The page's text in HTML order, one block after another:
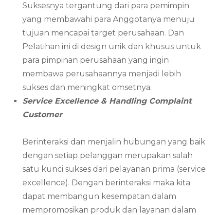
Suksesnya tergantung dari para pemimpin
yang membawahi para Anggotanya menuju
tujuan mencapai target perusahaan. Dan
Pelatihan ini di design unik dan khusus untuk
para pimpinan perusahaan yang ingin
membawa perusahaannya menjadi lebih
sukses dan meningkat omsetnya.
Service Excellence & Handling Complaint
Customer
Berinteraksi dan menjalin hubungan yang baik
dengan setiap pelanggan merupakan salah
satu kunci sukses dari pelayanan prima (service
excellence). Dengan berinteraksi maka kita
dapat membangun kesempatan dalam
mempromosikan produk dan layanan dalam